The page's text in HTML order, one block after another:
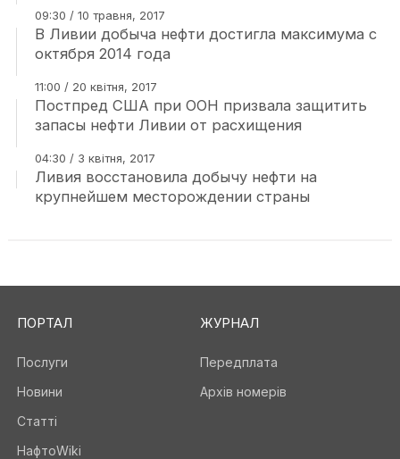
09:30 / 10 травня, 2017
В Ливии добыча нефти достигла максимума с
октября 2014 года
11:00 / 20 квітня, 2017
Постпред США при ООН призвала защитить
запасы нефти Ливии от расхищения
04:30 / 3 квітня, 2017
Ливия восстановила добычу нефти на
крупнейшем месторождении страны
ПОРТАЛ
Послуги
Новини
Статті
НафтоWiki
ЖУРНАЛ
Передплата
Архів номерів